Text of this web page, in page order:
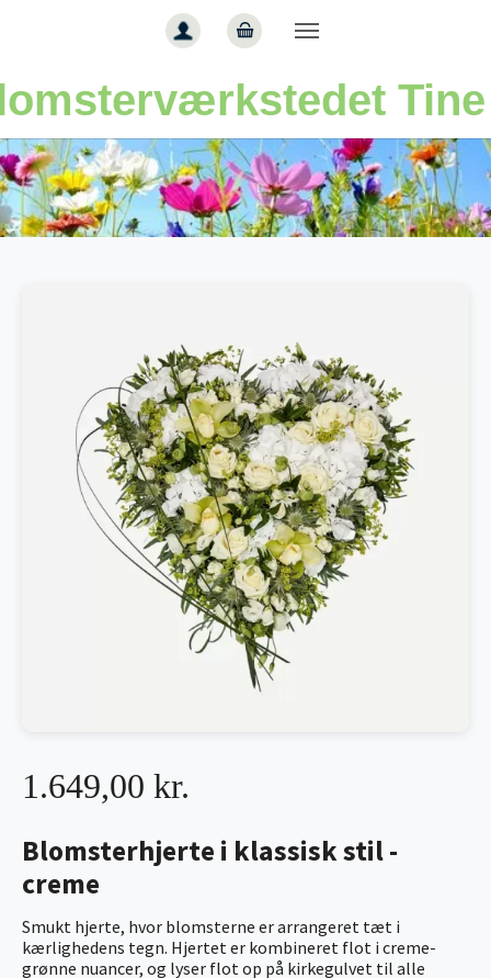
Blomsterhjerte i klassisk stil -
creme
Smukt hjerte, hvor blomsterne er arrangeret tæt i
kærlighedens tegn. Hjertet er kombineret flot i creme-
grønne nuancer, og lyser flot op på kirkegulvet til alle
1.649,00 kr.